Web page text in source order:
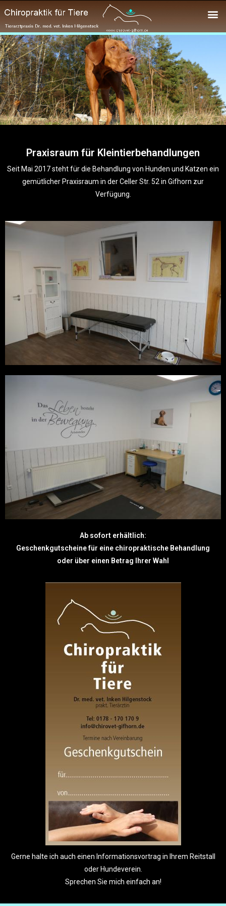
Praxisraum für Kleintierbehandlungen
Seit Mai 2017 steht für die Behandlung von Hunden und Katzen ein
gemütlicher Praxisraum in der Celler Str. 52 in Gifhorn zur
Verfügung.
Ab sofort erhältlich:
Geschenkgutscheine für eine chiropraktische Behandlung
oder über einen Betrag Ihrer Wahl
Gerne halte ich auch einen Informationsvortrag in Ihrem Reitstall
oder Hundeverein.
Sprechen Sie mich einfach an!